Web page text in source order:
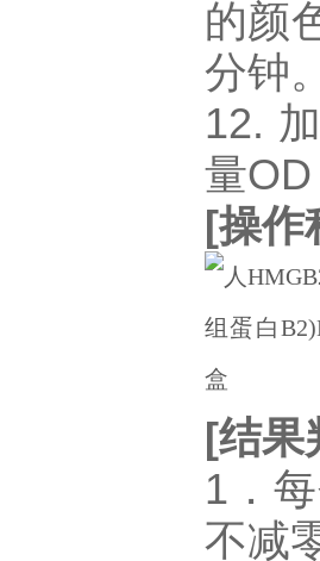
的颜
分钟
12.
量
[操作
[结果
1．
不减